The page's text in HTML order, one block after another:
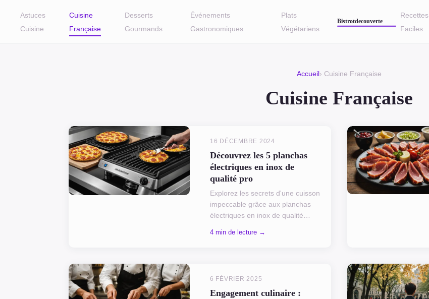
Astuces
Cuisine
Cuisine
Française
Desserts
Gourmands
Événements
Gastronomiques
Plats
Végétariens
Recettes
Faciles
Accueil › Cuisine Française
Cuisine Française
16 DÉCEMBRE 2024
Découvrez les 5 planchas
électriques en inox de
qualité pro
Explorez les secrets d'une cuisson
impeccable grâce aux planchas
électriques en inox de qualité
robustes allient élégance et
4 min de lecture →
6 FÉVRIER 2025
Engagement culinaire :